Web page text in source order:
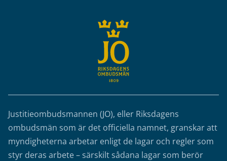
Justitieombudsmannen (JO), eller Riksdagens
ombudsmän som är det officiella namnet, granskar att
myndigheterna arbetar enligt de lagar och regler som
styr deras arbete – särskilt sådana lagar som berör